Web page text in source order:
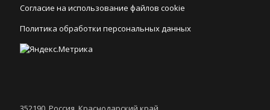
Согласие на использование файлов cookie
Политика обработки персональных данных